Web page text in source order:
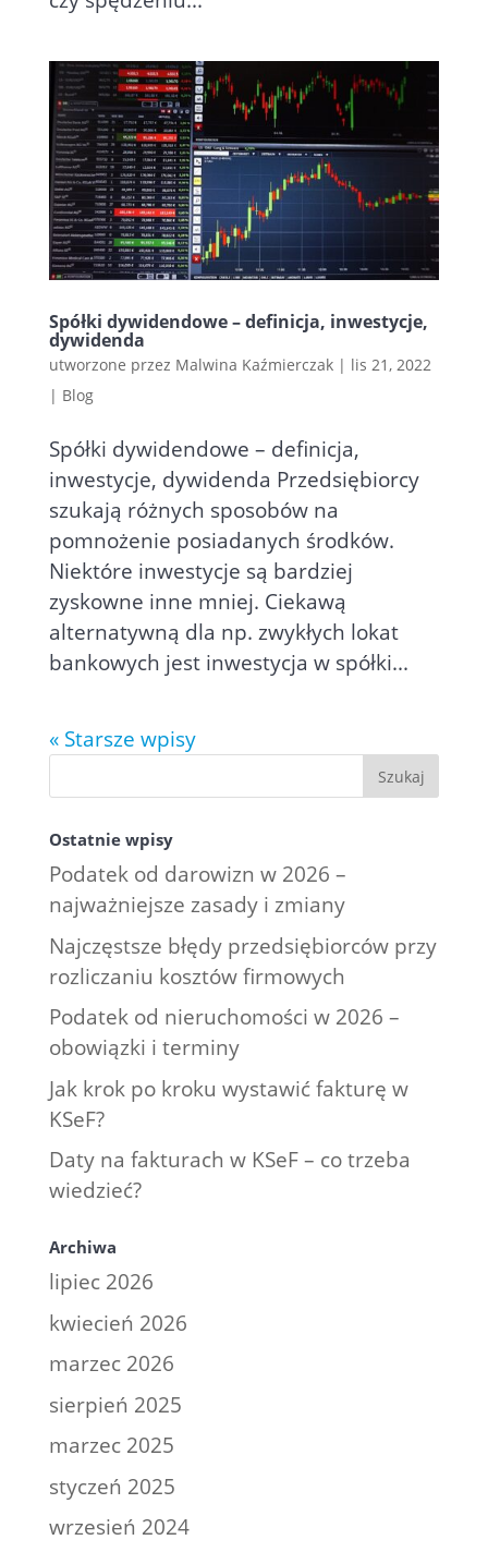
Spółki dywidendowe – definicja, inwestycje,
dywidenda
utworzone przez Malwina Kaźmierczak| lis 21, 2022
| Blog
Spółki dywidendowe – definicja,
inwestycje, dywidenda Przedsiębiorcy
szukają różnych sposobów na
pomnożenie posiadanych środków.
Niektóre inwestycje są bardziej
zyskowne inne mniej. Ciekawą
alternatywną dla np. zwykłych lokat
bankowych jest inwestycja w spółki...
« Starsze wpisy
Ostatnie wpisy
Podatek od darowizn w 2026 –
najważniejsze zasady i zmiany
Najczęstsze błędy przedsiębiorców przy
rozliczaniu kosztów firmowych
Podatek od nieruchomości w 2026 –
obowiązki i terminy
Jak krok po kroku wystawić fakturę w
KSeF?
Daty na fakturach w KSeF – co trzeba
wiedzieć?
Archiwa
lipiec 2026
kwiecień 2026
marzec 2026
sierpień 2025
marzec 2025
styczeń 2025
wrzesień 2024